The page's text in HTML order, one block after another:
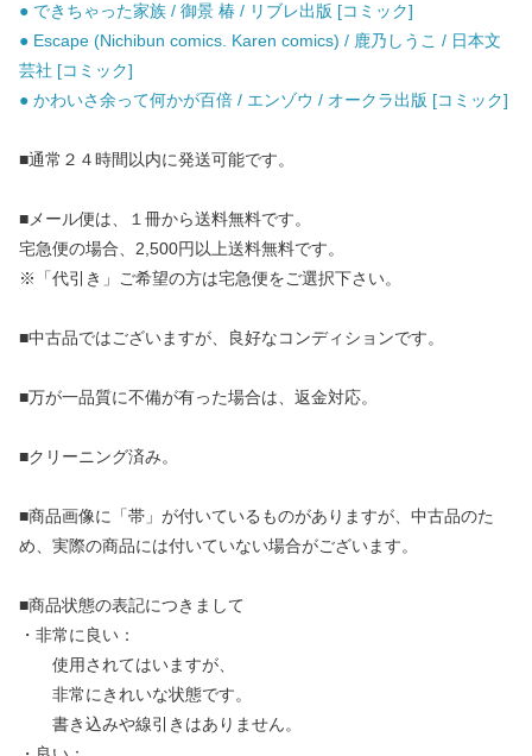
● できちゃった家族 / 御景 椿 / リブレ出版 [コミック]
● Escape (Nichibun comics. Karen comics) / 鹿乃しうこ / 日本文
芸社 [コミック]
● かわいさ余って何かが百倍 / エンゾウ / オークラ出版 [コミック]
■通常２４時間以内に発送可能です。
■メール便は、１冊から送料無料です。
宅急便の場合、2,500円以上送料無料です。
※「代引き」ご希望の方は宅急便をご選択下さい。
■中古品ではございますが、良好なコンディションです。
■万が一品質に不備が有った場合は、返金対応。
■クリーニング済み。
■商品画像に「帯」が付いているものがありますが、中古品のた
め、実際の商品には付いていない場合がございます。
■商品状態の表記につきまして
・非常に良い：
使用されてはいますが、
非常にきれいな状態です。
書き込みや線引きはありません。